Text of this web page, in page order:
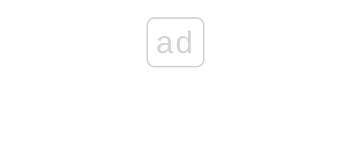
ad